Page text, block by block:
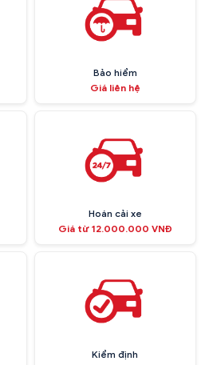
Bảo hiểm
Giá liên hệ
Hoán cải xe
Giá từ 12.000.000 VNĐ
Kiểm định